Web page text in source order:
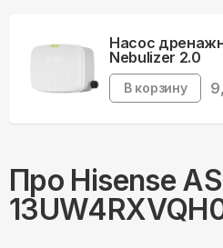
Насос
Nebulizer 2.0
В корзину
Про Hisense